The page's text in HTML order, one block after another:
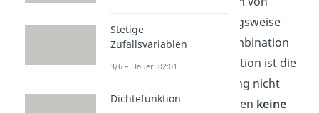
Kombinationen
beziehungsweise
Variationen. Bei einer Kombination
ist im Gegensatz zur Variation ist die
Reihenfolge der Anordnung nicht
relevant. Trifft man dagegen keine
Stetige
Zufallsvariablen
3/6 – Dauer: 02:01
Dichtefunktion